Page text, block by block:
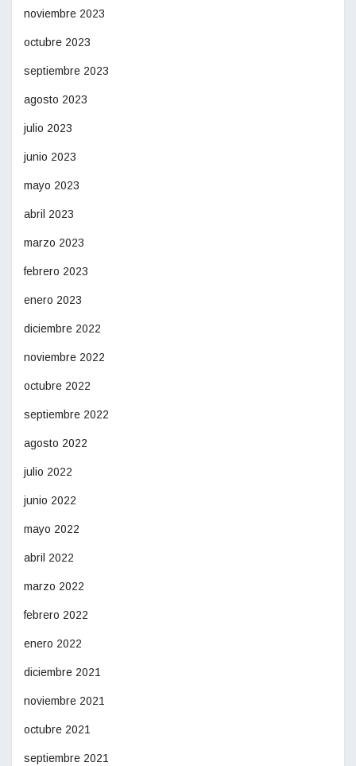
noviembre 2023
octubre 2023
septiembre 2023
agosto 2023
julio 2023
junio 2023
mayo 2023
abril 2023
marzo 2023
febrero 2023
enero 2023
diciembre 2022
noviembre 2022
octubre 2022
septiembre 2022
agosto 2022
julio 2022
junio 2022
mayo 2022
abril 2022
marzo 2022
febrero 2022
enero 2022
diciembre 2021
noviembre 2021
octubre 2021
septiembre 2021